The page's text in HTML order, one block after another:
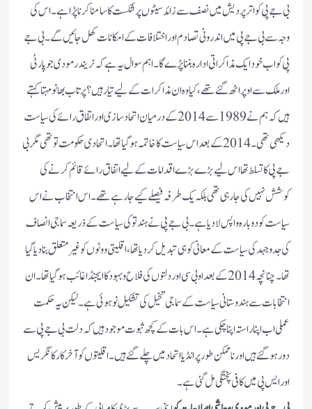
بی جے پی کو اتر پردیش میں نصف سے زائد سیٹوں پر شکست کا سامنا کرنا پڑا ہے۔ اس کی
وجہ سے بی جے پی میں اندرونی تصادم اور اختلافات کے امکانات کھل جائیں گے۔ بی جے
پی کو اب خود ایک مذاکراتی ادارہ بننا پڑے گا۔ اہم سوال یہ ہے کہ نریندر مودی جو پارٹی
اور ملک سے اوپر اٹھ گئے تھے، کیا وہ ان مذاکرات کے لیے تیار ہیں؟ پرتاب بھانو مہتا کہتے
ہیں کہ ہم نے 1989 سے 2014 کے درمیان اتحاد سازی اور اتفاق رائے کی سیاست
دیکھی تھی۔2014 کے بعد اس سیاست کا خاتمہ ہوگیا تھا۔ اتحادی حکومت تو تھی مگر بی
جے پی کا تسلط تھا اس لیے بڑے بڑے اقدامات کے لیے اتفاق رائے قائم کرنے کی
کوشش نہیں کی جا رہی تھی بلکہ یک طرفہ فیصلے کیے جا رہے تھے۔ اس انتخاب نے اس
سیاست کو دوبارہ واپس لا دیا ہے۔ بی جے پی نے ہندتو کی سیاست کے ذریعہ سماجی انصاف
کی جدوجہد کی سیاست کے معانی کو ہی تبدیل کر دیا تھا، اقلیتی ووٹوں کو غیر متعلق بنادیا گیا
تھا۔چنانچہ 2014 کے بعد او بی سی اور دلتوں کی فلاح و بہود کا ایجنڈا غائب ہو گیا تھا۔ ان
انتخابات سے ہندوستانی سیاست کے سماجی تخیل کی تشکیل نو ہوئی ہے۔ لیکن یہ حکمت
عملی اب اپنا راستہ اپنا چکی ہے۔ اس بات کے کچھ ثبوت موجود ہیں کہ دلت بی جے پی سے
دور ہو گئے ہیں اور ناممکن طور پر انڈیا اتحاد میں چلے گئے ہیں۔ اقلیتوں کو آخر کار کانگریس
اور ایس پی میں کافی پختگی مل گئی ہے۔